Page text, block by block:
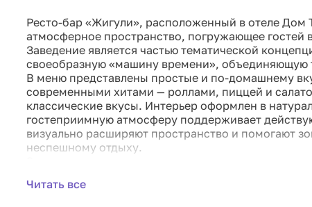
Ресто-бар «Жигули», расположенный в отеле Дом
атмосферное пространство, погружающее гостей
Заведение является частью тематической
своеобразную «машину времени», объединяющую
В меню представлены простые и по-домашнему
современными хитами — роллами, пиццей и
классические вкусы. Интерьер оформлен в
гостеприимную атмосферу поддерживает
визуально расширяют пространство и помогают
неспешному отдыху.
трансляций и дискотек, создавая комфортные
Читать все